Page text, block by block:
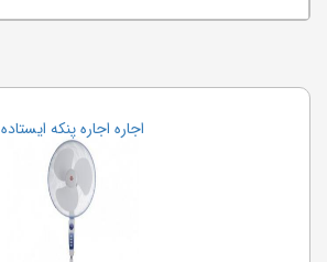
اجاره اجاره پنکه ایستاده